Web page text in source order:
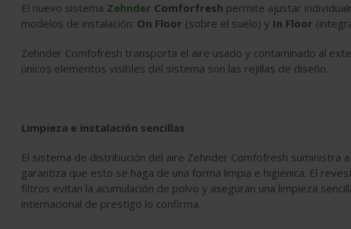
El nuevo sistema Zehnder Comforfresh permite ajustar
modelos de instalación: On Floor (sobre el suelo) y In Floor
Zehnder Comfofresh transporta el aire usado y contaminado al
únicos elementos visibles del sistema son las rejillas de diseño.
Limpieza e instalación sencillas
El sistema de distribución del aire Zehnder Comfofresh suministra
garantiza que esto se haga de una forma limpia e higiénica. El
filtros evitan la acumulación de polvo y aseguran una limpieza
internacional de prestigo lo confirma.